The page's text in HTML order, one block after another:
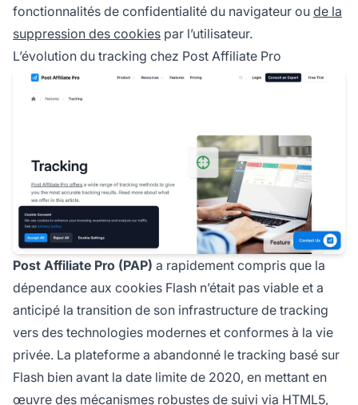
fonctionnalités de confidentialité du navigateur ou de la
suppression des cookies par l’utilisateur.
L’évolution du tracking chez Post Affiliate Pro
Post Affiliate Pro (PAP) a rapidement compris que la
dépendance aux cookies Flash n’était pas viable et a
anticipé la transition de son infrastructure de tracking
vers des technologies modernes et conformes à la vie
privée. La plateforme a abandonné le tracking basé sur
Flash bien avant la date limite de 2020, en mettant en
œuvre des mécanismes robustes de suivi via HTML5,